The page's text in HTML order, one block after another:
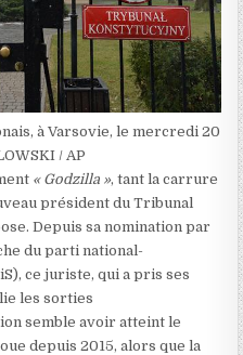
à Varsovie, le mercredi 20
/ AP
« Godzilla », tant la carrure
président du Tribunal
Depuis sa nomination par
du parti national-
ce juriste, qui a pris ses
les sorties
semble avoir atteint le
depuis 2015, alors que la